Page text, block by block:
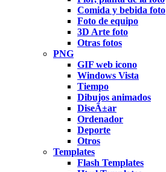
Comida y bebida foto
Foto de equipo
3D Arte foto
Otras fotos
PNG
GIF web icono
Windows Vista
Tiempo
Dibujos animados
DiseÃ±ar
Ordenador
Deporte
Otros
Templates
Flash Templates